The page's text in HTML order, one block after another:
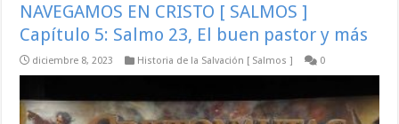
NAVEGAMOS EN CRISTO [ SALMOS ]
Capítulo 5: Salmo 23, El buen pastor y más
diciembre 8, 2023 Historia de la Salvación [ Salmos ] 0